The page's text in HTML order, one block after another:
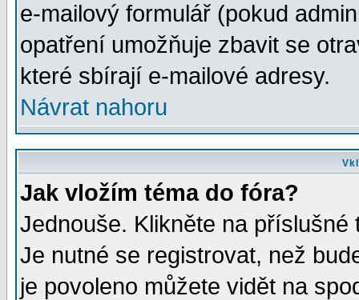
e-mailový formulář (pokud
opatření umožňuje zbavit se
které sbírají e-mailové adresy.
Návrat nahoru
Jak vložím téma do fóra?
Jednouše. Klikněte na
Je nutné se registrovat, než
je povoleno můžete vidět na